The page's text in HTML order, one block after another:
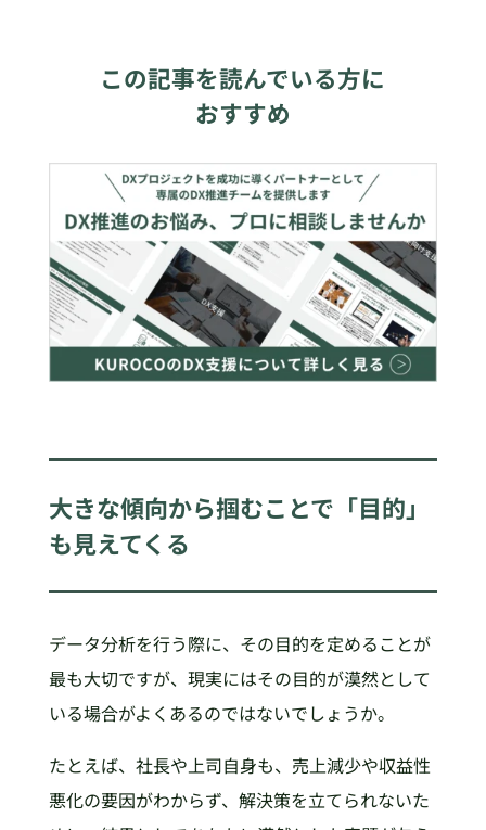
この記事を読んでいる方に
おすすめ
大きな傾向から掴むことで「目的」
も見えてくる
データ分析を行う際に、その目的を定めることが
最も大切ですが、現実にはその目的が漠然として
いる場合がよくあるのではないでしょうか。
たとえば、社長や上司自身も、売上減少や収益性
悪化の要因がわからず、解決策を立てられないた